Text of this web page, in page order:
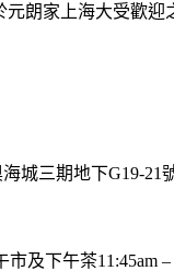
元朗家上海大受歡
城三期地下G19-21
及下午茶11:45am –